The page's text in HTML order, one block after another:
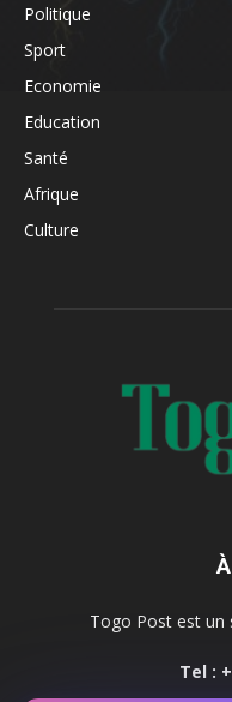
Politique
Sport
Economie
Education
Santé
Afrique
Culture
Togo Post est un
Tel :